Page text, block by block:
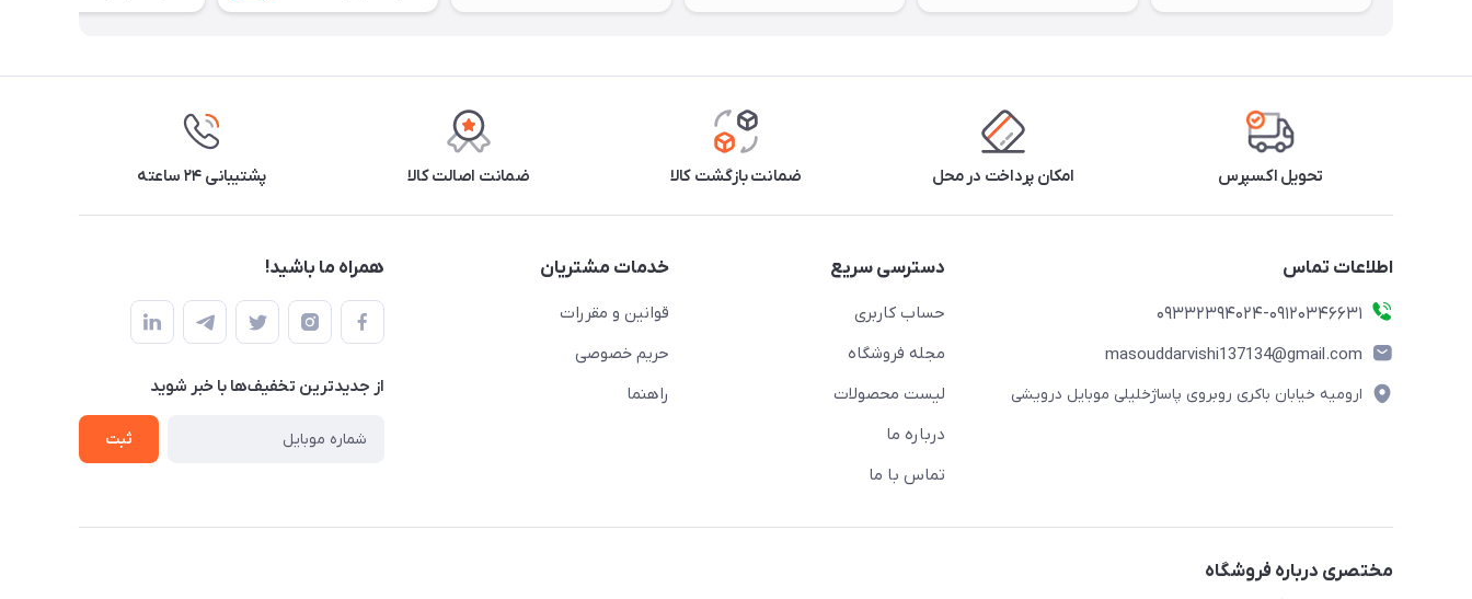
تحویل اکسپرس امکان پرداخت در محل ضمانت بازگشت کالا ضمانت اصالت کالا پشتیبانی ۲۴ ساعته
اطلاعات تماس
09332394024-09120346631
masouddarvishi137134@gmail.com
ارومیه خیابان باکری روبروی پاساژخلیلی موبایل درویشی
دسترسی سریع
حساب کاربری
مجله فروشگاه
لیست محصولات
درباره ما
تماس با ما
خدمات مشتریان
قوانین و مقررات
حریم خصوصی
راهنما
همراه ما باشید!
از جدید‌ترین تخفیف‌ها با‌ خبر شوید
ثبت
مختصری درباره فروشگاه